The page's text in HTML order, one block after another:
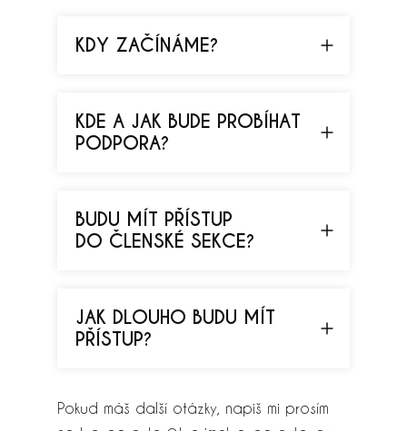
KDY ZAČÍNÁME?
KDE A JAK BUDE PROBÍHAT
PODPORA?
BUDU MÍT PŘÍSTUP
DO ČLENSKÉ SEKCE?
JAK DLOUHO BUDU MÍT
PŘÍSTUP?
Pokud máš další otázky, napiš mi prosím